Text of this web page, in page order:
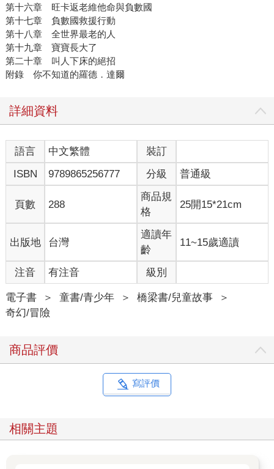
第十六章 旺卡返老維他命與負數國
第十七章 負數國救援行動
第十八章 全世界最老的人
第十九章 寶寶長大了
第二十章 叫人下床的絕招
附錄 你不知道的羅德．達爾
詳細資料
語言 中文繁體
裝訂
ISBN
9789865256777 分級 普通級
頁數 288
商品規
格
25開15*21cm
出版地 台灣
適讀年
齡
11~15歲適讀
注音 有注音 級別
電子書 ＞ 童書/青少年 ＞ 橋梁書/兒童故事
＞
奇幻/冒險
商品評價
寫評價
相關主題